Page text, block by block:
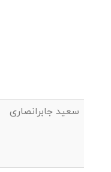
سعید جابرانصاری